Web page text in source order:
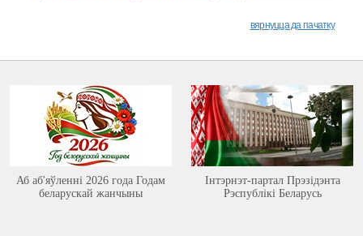
вярнуцца да пачатку
Аб аб'яўленні 2026 года Годам
беларускай жанчыны
Інтэрнэт-партал Прэзідэнта
Рэспублікі Беларусь